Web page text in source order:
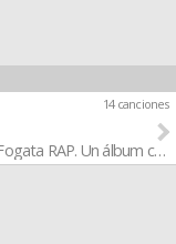
14 canciones
RAP. Un álbum